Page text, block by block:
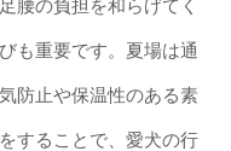
腰の負担を和らげてく
も重要です。夏場は通
防止や保温性のある素
することで、愛犬の行